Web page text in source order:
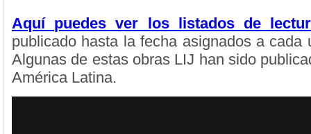
Aquí puedes ver los listados de
publicado hasta la fecha asignados a cada
Algunas de estas obras LIJ han sido
América Latina.